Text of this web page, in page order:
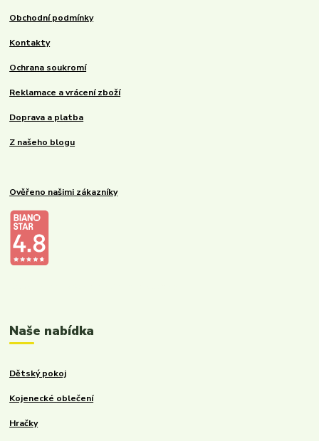
Obchodní podmínky
Kontakty
Ochrana soukromí
Reklamace a vrácení zboží
Doprava a platba
Z našeho blogu
Ověřeno našimi zákazníky
Naše nabídka
Dětský pokoj
Kojenecké oblečení
Hračky